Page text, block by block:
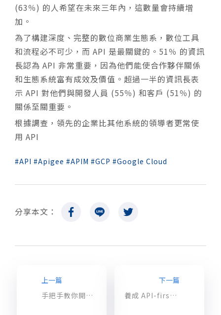
(63％) 的人希望在未來三年內，這數量會持續增
加。
為了構建深度、完整的數位商業生態系，數位工具
和流程必不可少，而 API 是最關鍵的。51％ 的資訊
長認為 API 非常重要，因為他們能使合作夥伴關係
和生態系統富有成效及價值。超過一半的資訊長表
示 API 對他們與開發人員 (55％) 和客戶 (51％) 的
關係至關重要。
根據調查，領先的企業比其他系統的領導者更常使
用 API
API Apigee APIM GCP Google Cloud
分享本文：
上一篇
手把手教你開始用 GCP 機器學習服務
下一篇
養成 API-first 的思維，潛在商機大解放！